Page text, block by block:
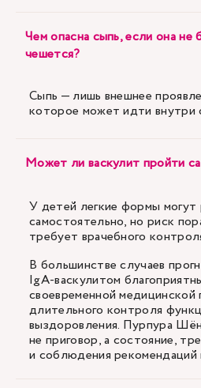
Чем опасна сыпь, если она не
чешется?
Сыпь — лишь внешнее
которое может идти внутри
Может ли васкулит пройти
У детей легкие формы могут
самостоятельно, но риск
требует врачебного
В большинстве случаев
IgA-васкулитом
своевременной
длительного контроля
выздоровления. Пурпура
не приговор, а состояние,
и соблюдения рекомендаций